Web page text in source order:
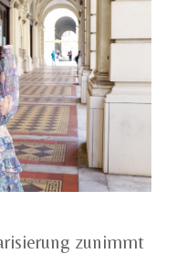
zunimmt